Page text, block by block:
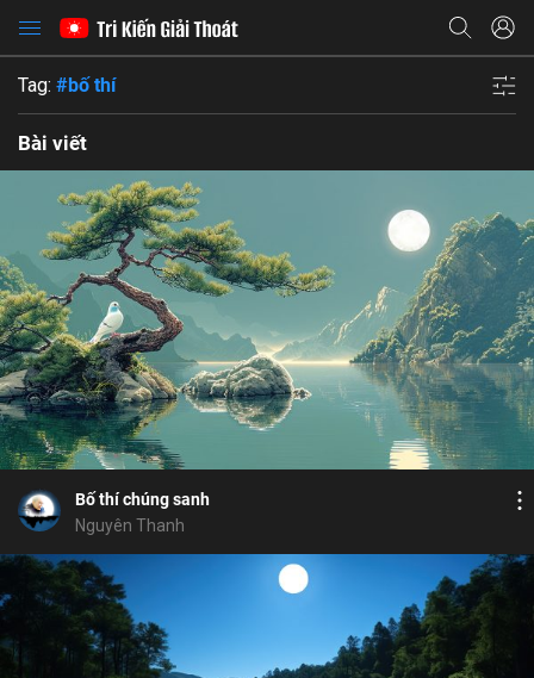
Tag: #bố thí
Bài viết
đôi mắt nhân quả phóng sanh
8 9
Bố thí chúng sanh
Nguyên Thanh
Bỏ chọn
Bỏ chọn
Bình luận
Bỏ chọn